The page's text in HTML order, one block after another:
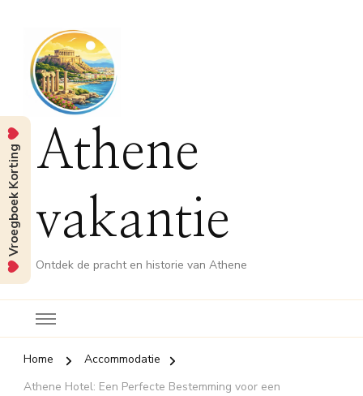
Athene
vakantie
Ontdek de pracht en historie van Athene
Home
Accommodatie
Athene Hotel: Een Perfecte Bestemming voor een
Vroegboek Korting